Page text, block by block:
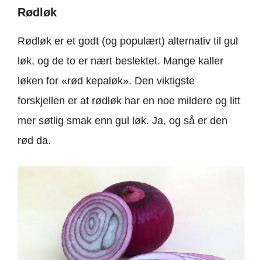
Rødløk
Rødløk er et godt (og populært) alternativ til gul
løk, og de to er nært beslektet. Mange kaller
løken for «rød kepaløk». Den viktigste
forskjellen er at rødløk har en noe mildere og litt
mer søtlig smak enn gul løk. Ja, og så er den
rød da.